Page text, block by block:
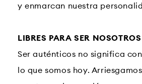
y enmarcan nuestra
LIBRES PARA SER
Ser auténticos no significa
lo que somos hoy.